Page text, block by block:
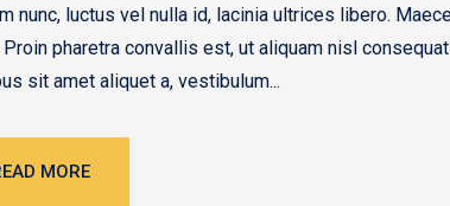
nunc, luctus vel nulla id, lacinia ultrices libero.
Proin pharetra convallis est, ut aliquam nisl
sit amet aliquet a, vestibulum...
MORE